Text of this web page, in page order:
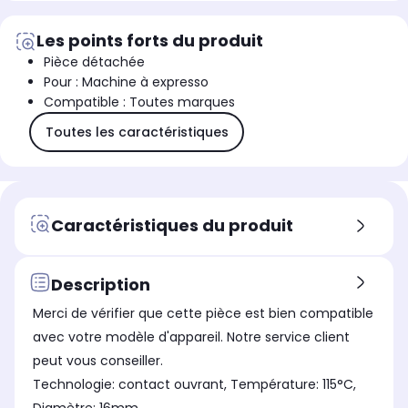
Les points forts du produit
Pièce détachée
Pour : Machine à expresso
Compatible : Toutes marques
Toutes les caractéristiques
Caractéristiques du produit
Description
Merci de vérifier que cette pièce est bien compatible
avec votre modèle d'appareil. Notre service client
peut vous conseiller.
Technologie: contact ouvrant, Température: 115°C,